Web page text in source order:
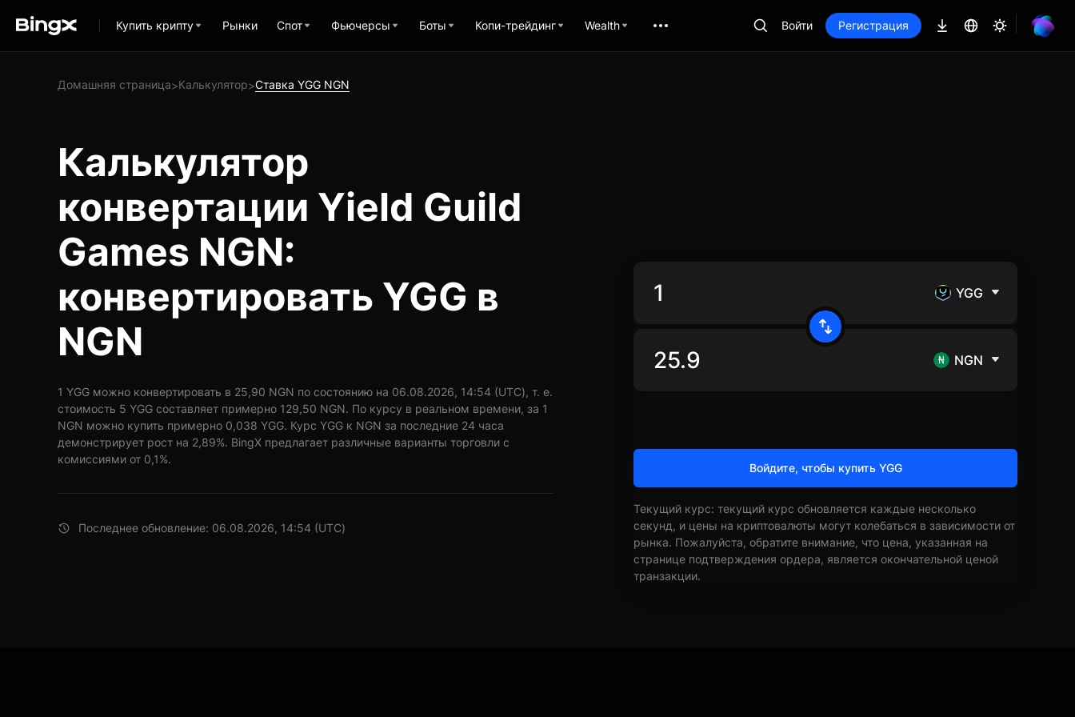
Купить крипту Рынки Спот Фьючерсы Боты Копи-трейдинг Wealth Войти Регистрация
Домашняя страница>Калькулятор>Ставка YGG NGN
Калькулятор
конвертации Yield Guild
Games NGN:
конвертировать YGG в
NGN
1 YGG можно конвертировать в 25,90 NGN по состоянию на 06.08.2026, 14:54 (UTC), т. е.
стоимость 5 YGG составляет примерно 129,50 NGN. По курсу в реальном времени, за 1
NGN можно купить примерно 0,038 YGG. Курс YGG к NGN за последние 24 часа
демонстрирует рост на 2,89%. BingX предлагает различные варианты торговли с
комиссиями от 0,1%.
Последнее обновление: 06.08.2026, 14:54 (UTC)
YGG
NGN
Войдите, чтобы купить YGG
Текущий курс: текущий курс обновляется каждые несколько
секунд, и цены на криптовалюты могут колебаться в зависимости от
рынка. Пожалуйста, обратите внимание, что цена, указанная на
странице подтверждения ордера, является окончательной ценой
транзакции.